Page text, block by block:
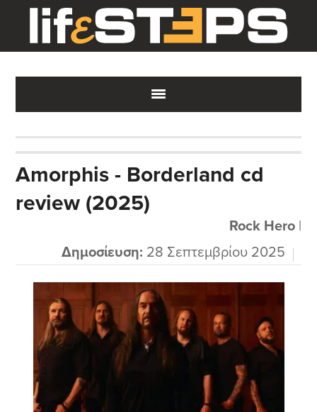
main
content
primary
sidebar
footer
Amorphis - Borderland cd
review (2025)
Rock Hero|
Δημοσίευση: 28 Σεπτεμβρίου 2025